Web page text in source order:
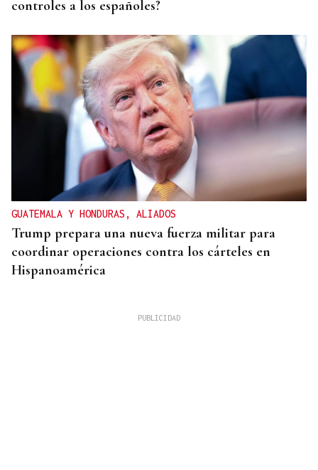
controles a los españoles?
GUATEMALA Y HONDURAS, ALIADOS
Trump prepara una nueva fuerza militar para
coordinar operaciones contra los cárteles en
Hispanoamérica